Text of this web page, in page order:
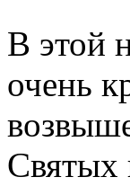
В этой
очень
Святых